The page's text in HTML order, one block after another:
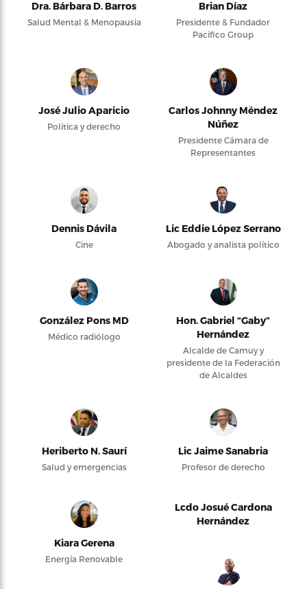
Dra. Bárbara D. Barros
Salud Mental & Menopausia
Brian Díaz
Presidente & Fundador
Pacifico Group
José Julio Aparicio
Política y derecho
Carlos Johnny Méndez
Núñez
Presidente Cámara de
Representantes
Dennis Dávila
Cine
Lic Eddie López Serrano
Abogado y analista político
González Pons MD
Médico radiólogo
Hon. Gabriel “Gaby”
Hernández
Alcalde de Camuy y
presidente de la Federación
de Alcaldes
Heriberto N. Saurí
Salud y emergencias
Lic Jaime Sanabria
Profesor de derecho
Kiara Gerena
Energía Renovable
Lcdo Josué Cardona
Hernández